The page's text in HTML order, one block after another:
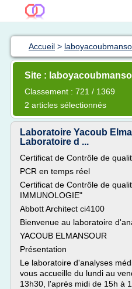
Accueil >
Site :
Classement : 721 / 1369
2 articles sélectionnés
Laboratoire Yacoub
Laboratoire d ...
Certificat de Contrôle de
PCR en temps réel
Certificat de Contrôle de
IMMUNOLOGIE"
Abbott Architect ci4100
Bienvenue au laboratoire
YACOUB ELMANSOUR
Présentation
Le laboratoire d'analyses
vous accueille du lundi au
13h30, l'après midi de 15h à